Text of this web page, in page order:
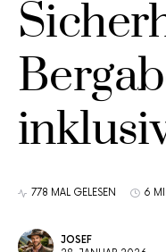
778 MAL GELESEN 6
JOSEF